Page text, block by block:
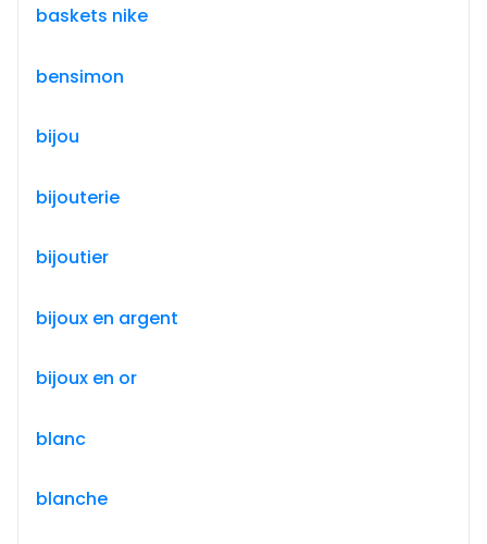
baskets nike
bensimon
bijou
bijouterie
bijoutier
bijoux en argent
bijoux en or
blanc
blanche